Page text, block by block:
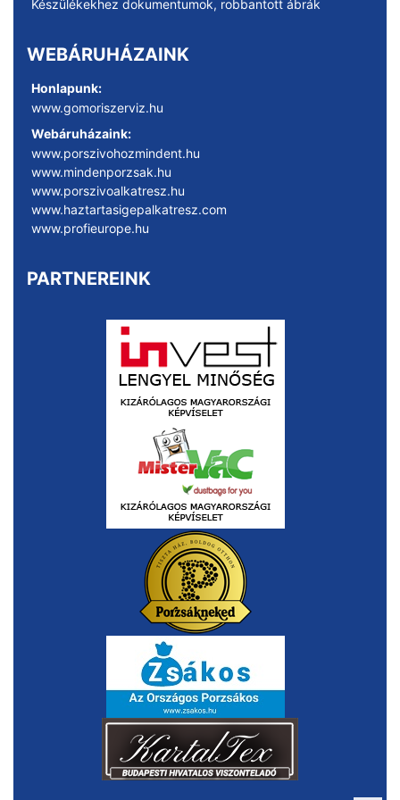
Készülékekhez dokumentumok, robbantott ábrák
WEBÁRUHÁZAINK
Honlapunk:
www.gomoriszerviz.hu
Webáruházaink:
www.porszivohozmindent.hu
www.mindenporzsak.hu
www.porszivoalkatresz.hu
www.haztartasigepalkatresz.com
www.profieurope.hu
PARTNEREINK